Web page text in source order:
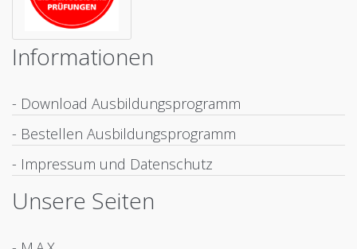
Informationen
- Download Ausbildungsprogramm
- Bestellen Ausbildungsprogramm
- Impressum und Datenschutz
Unsere Seiten